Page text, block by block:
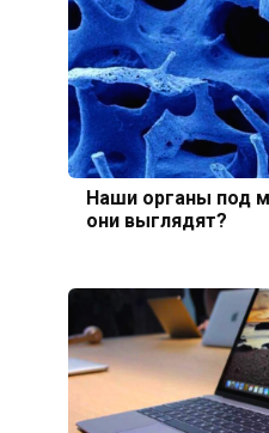
Наши органы под
они выглядят?